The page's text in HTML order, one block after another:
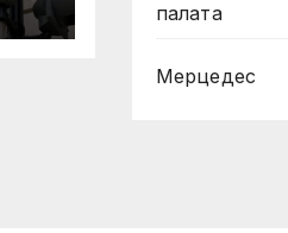
палaта
Мерцедес